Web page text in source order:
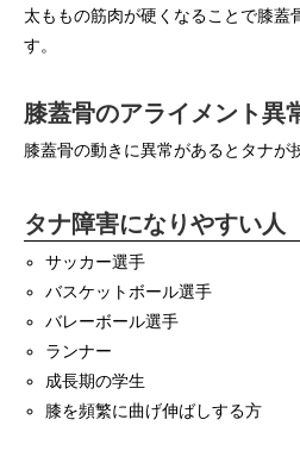
太ももの筋肉が硬くなることで膝蓋
す。
膝蓋骨のアライメント異
膝蓋骨の動きに異常があるとタナが
タナ障害になりやすい人
サッカー選手
バスケットボール選手
バレーボール選手
ランナー
成長期の学生
膝を頻繁に曲げ伸ばしする方